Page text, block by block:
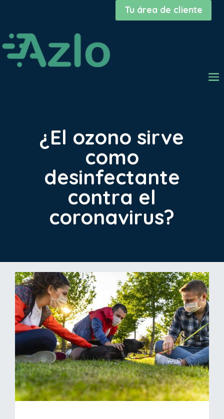
Tu área de cliente
¿El ozono sirve
como
desinfectante
contra el
coronavirus?